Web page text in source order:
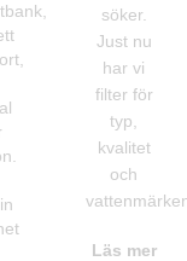
söker.
Just nu
har vi
filter för
typ,
kvalitet
och
Läs mer